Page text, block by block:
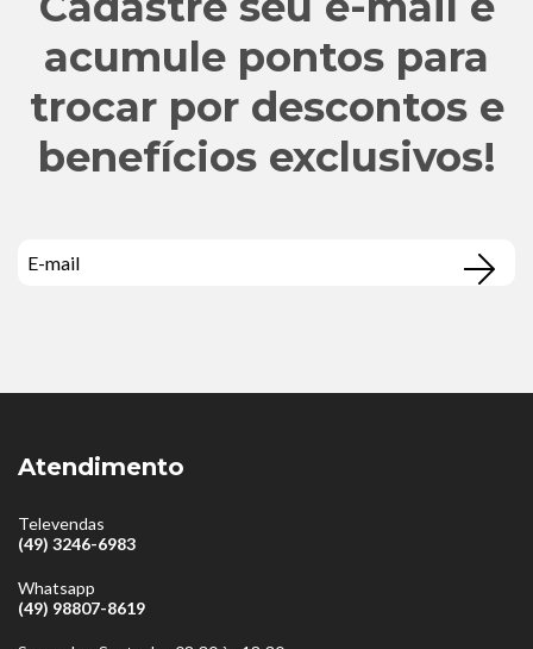
acumule pontos para
trocar por descontos e
benefícios exclusivos!
Atendimento
Televendas
(49) 3246-6983
Whatsapp
(49) 98807-8619